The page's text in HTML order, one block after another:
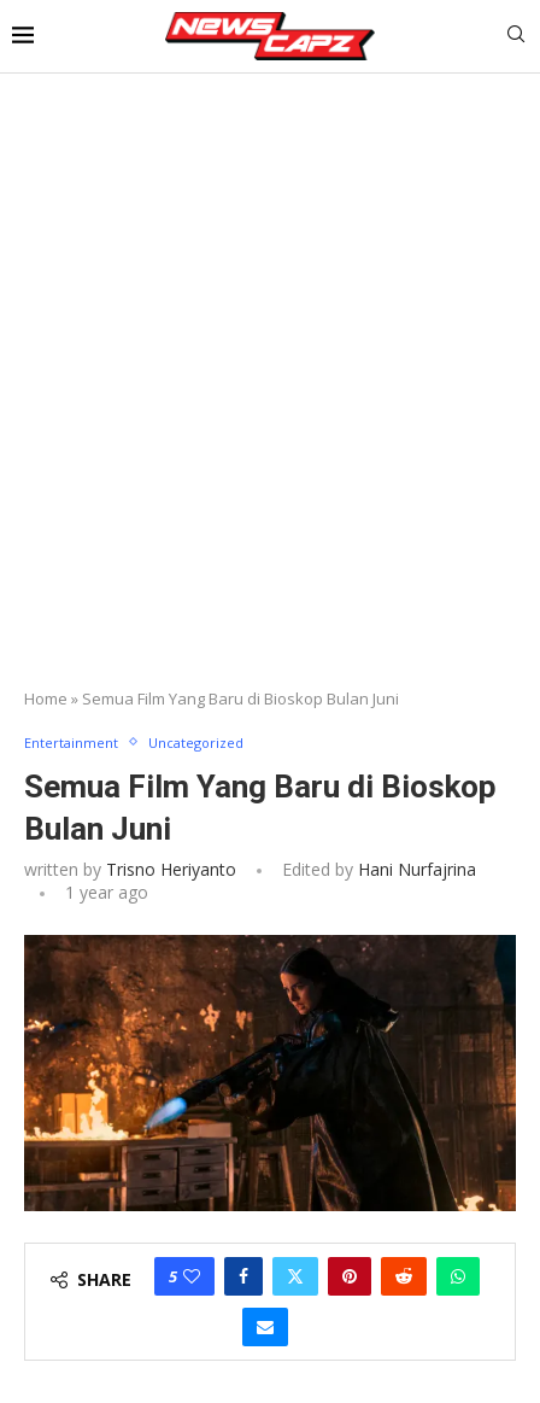
Home » Semua Film Yang Baru di Bioskop Bulan Juni
Entertainment Uncategorized
Semua Film Yang Baru di Bioskop
Bulan Juni
written by Trisno Heriyanto Edited by Hani Nurfajrina
1 year ago
SHARE 5